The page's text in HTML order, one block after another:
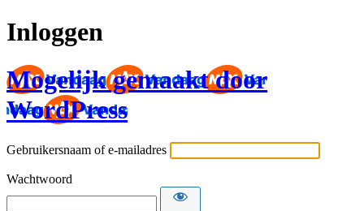
Inloggen
Mogelijk gemaakt door
WordPress
Gebruikersnaam of e-mailadres
Wachtwoord